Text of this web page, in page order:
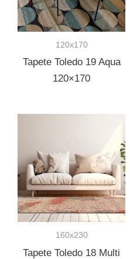
120x170
Tapete Toledo 19 Aqua
120×170
160x230
Tapete Toledo 18 Multi